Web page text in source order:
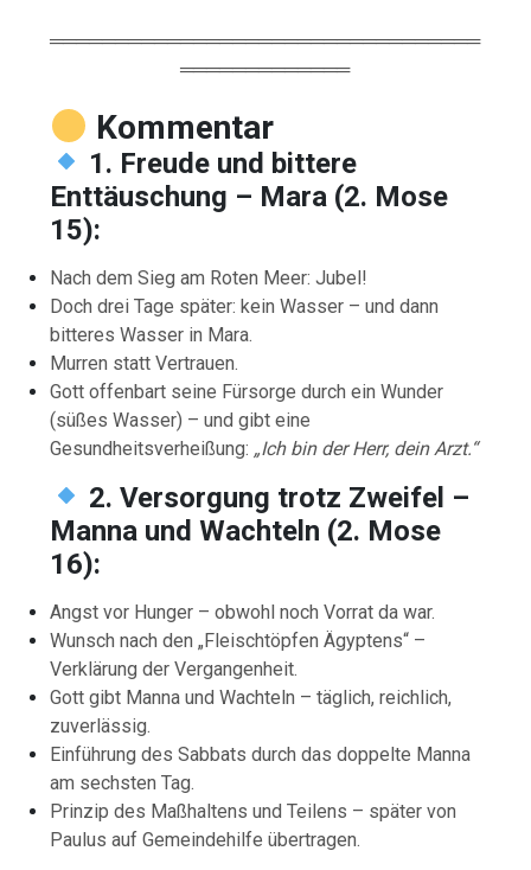
═════════════════════════════════
═════════════
Kommentar
1. Freude und bittere
Enttäuschung – Mara (2. Mose
15):
Nach dem Sieg am Roten Meer: Jubel!
Doch drei Tage später: kein Wasser – und dann
bitteres Wasser in Mara.
Murren statt Vertrauen.
Gott offenbart seine Fürsorge durch ein Wunder
(süßes Wasser) – und gibt eine
Gesundheitsverheißung: „Ich bin der Herr, dein Arzt.“
2. Versorgung trotz Zweifel –
Manna und Wachteln (2. Mose
16):
Angst vor Hunger – obwohl noch Vorrat da war.
Wunsch nach den „Fleischtöpfen Ägyptens“ –
Verklärung der Vergangenheit.
Gott gibt Manna und Wachteln – täglich, reichlich,
zuverlässig.
Einführung des Sabbats durch das doppelte Manna
am sechsten Tag.
Prinzip des Maßhaltens und Teilens – später von
Paulus auf Gemeindehilfe übertragen.